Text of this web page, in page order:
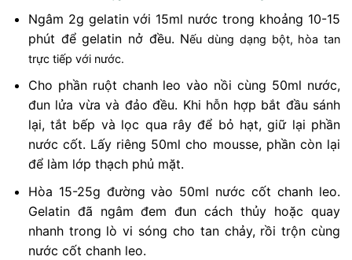
Ngâm 2g gelatin với 15ml nước trong khoảng 10-15
phút để gelatin nở đều. Nếu dùng dạng bột, hòa tan
trực tiếp với nước.
Cho phần ruột chanh leo vào nồi cùng 50ml nước,
đun lửa vừa và đảo đều. Khi hỗn hợp bắt đầu sánh
lại, tắt bếp và lọc qua rây để bỏ hạt, giữ lại phần
nước cốt. Lấy riêng 50ml cho mousse, phần còn lại
để làm lớp thạch phủ mặt.
Hòa 15-25g đường vào 50ml nước cốt chanh leo.
Gelatin đã ngâm đem đun cách thủy hoặc quay
nhanh trong lò vi sóng cho tan chảy, rồi trộn cùng
nước cốt chanh leo.